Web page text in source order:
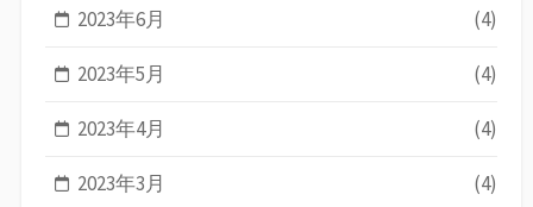
2023年6月 (4)
2023年5月 (4)
2023年4月 (4)
2023年3月 (4)